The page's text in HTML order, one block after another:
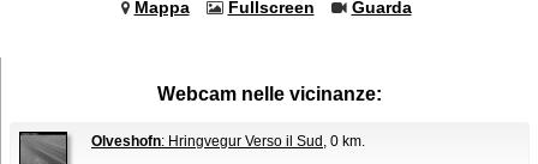
Mappa Fullscreen Guarda
Webcam nelle vicinanze:
Olveshofn: Hringvegur Verso il Sud , 0 km.